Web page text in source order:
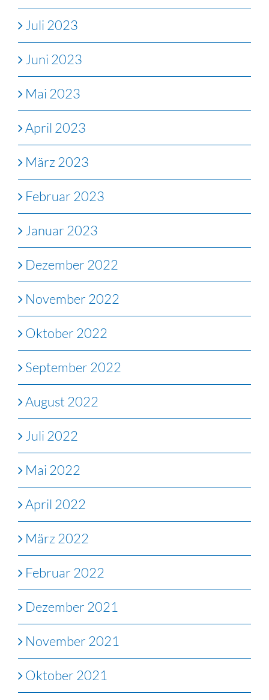
Juli 2023
Juni 2023
Mai 2023
April 2023
März 2023
Februar 2023
Januar 2023
Dezember 2022
November 2022
Oktober 2022
September 2022
August 2022
Juli 2022
Mai 2022
April 2022
März 2022
Februar 2022
Dezember 2021
November 2021
Oktober 2021